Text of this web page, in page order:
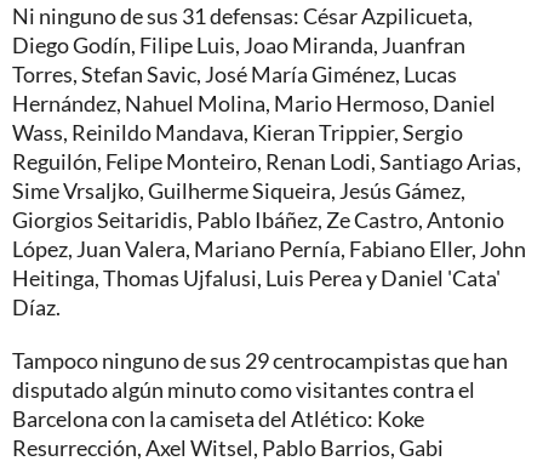
Ni ninguno de sus 31 defensas: César Azpilicueta,
Diego Godín, Filipe Luis, Joao Miranda, Juanfran
Torres, Stefan Savic, José María Giménez, Lucas
Hernández, Nahuel Molina, Mario Hermoso, Daniel
Wass, Reinildo Mandava, Kieran Trippier, Sergio
Reguilón, Felipe Monteiro, Renan Lodi, Santiago Arias,
Sime Vrsaljko, Guilherme Siqueira, Jesús Gámez,
Giorgios Seitaridis, Pablo Ibáñez, Ze Castro, Antonio
López, Juan Valera, Mariano Pernía, Fabiano Eller, John
Heitinga, Thomas Ujfalusi, Luis Perea y Daniel 'Cata'
Díaz.
Tampoco ninguno de sus 29 centrocampistas que han
disputado algún minuto como visitantes contra el
Barcelona con la camiseta del Atlético: Koke
Resurrección, Axel Witsel, Pablo Barrios, Gabi